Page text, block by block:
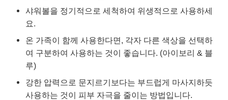
샤워볼을 정기적으로 세척하여 위생적으로 사용하세
요.
온 가족이 함께 사용한다면, 각자 다른 색상을 선택하
여 구분하여 사용하는 것이 좋습니다. (아이보리 & 블
루)
강한 압력으로 문지르기보다는 부드럽게 마사지하듯
사용하는 것이 피부 자극을 줄이는 방법입니다.